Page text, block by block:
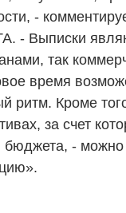
-
- Выписки
так
время
ритм. Кроме
за счет
бюджета, - можно